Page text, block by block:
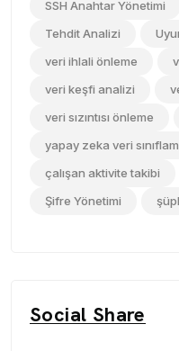
SSH Anahtar Yönetimi
Tehdit Analizi
veri ihlali önleme
veri keşfi analizi
veri sızıntısı önleme
yapay zeka veri
çalışan aktivite takibi
Şifre Yönetimi
Social Share